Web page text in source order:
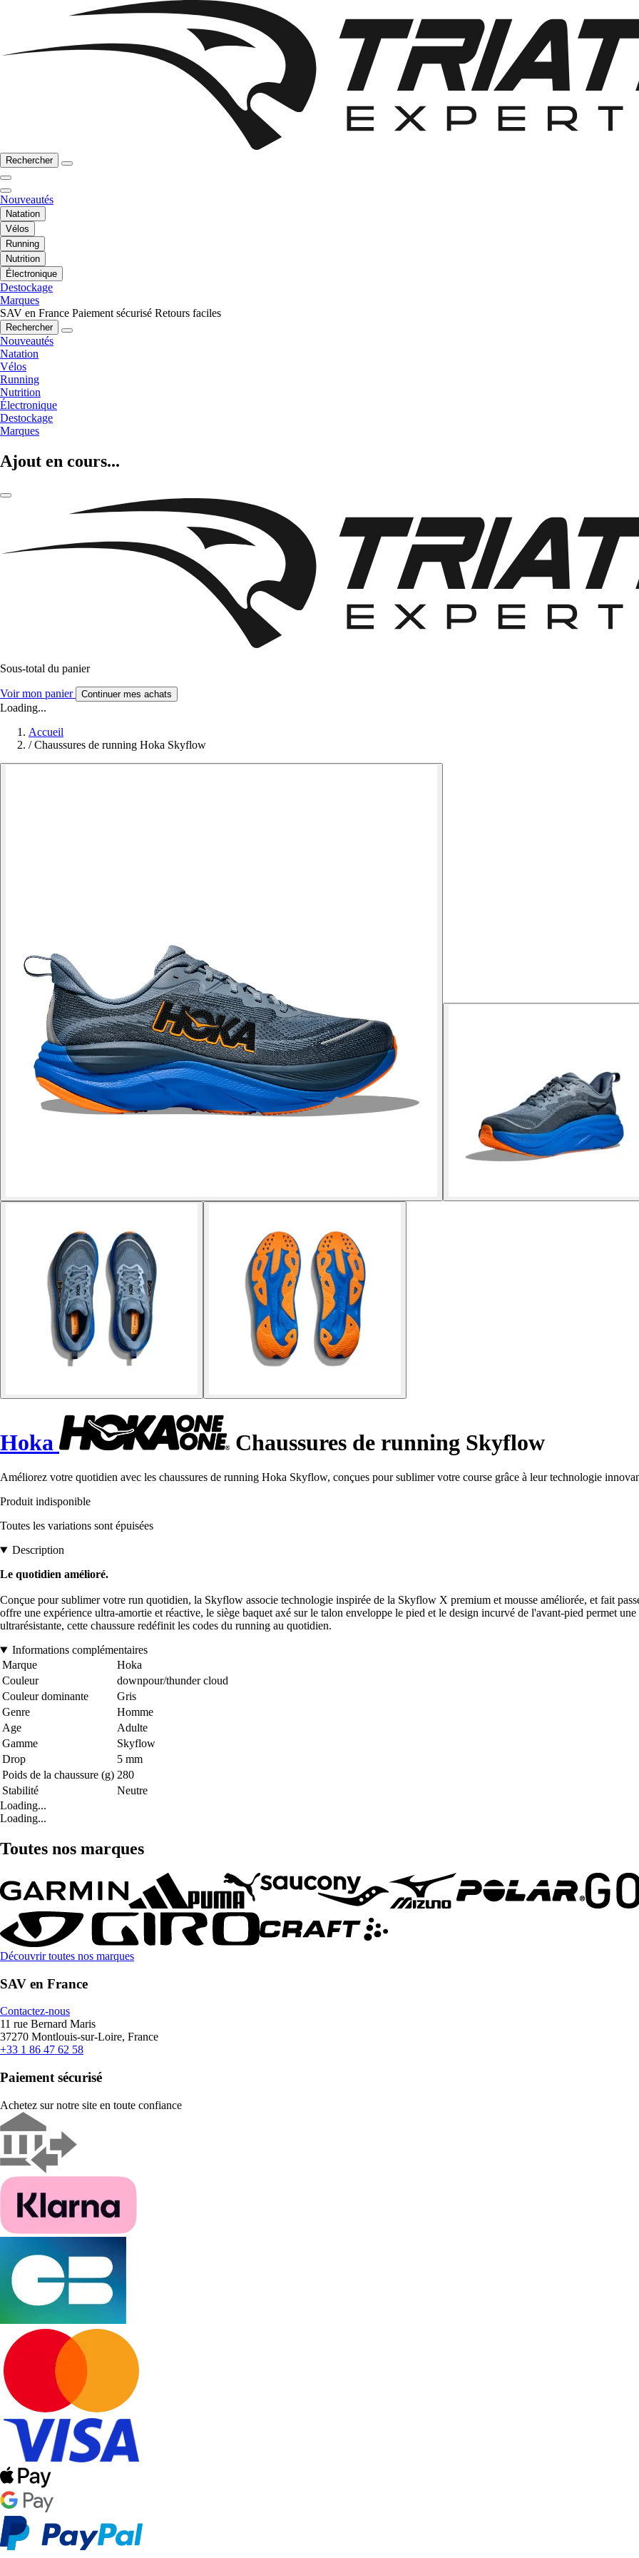
Rechercher
Nouveautés
Natation
Vélos
Running
Nutrition
Électronique
Destockage
Marques
SAV en France Paiement sécurisé Retours faciles
Rechercher
Nouveautés
Natation
Vélos
Running
Nutrition
Électronique
Destockage
Marques
Ajout en cours...
Sous-total du panier
Voir mon panier Continuer mes achats
Loading...
Accueil
/ Chaussures de running Hoka Skyflow
Hoka Chaussures de running Skyflow
Améliorez votre quotidien avec les chaussures de running Hoka Skyflow, conçues pour sublimer votre course grâce à leur technologie
Produit indisponible
Toutes les variations sont épuisées
Description
Le quotidien amélioré.
Conçue pour sublimer votre run quotidien, la Skyflow associe technologie inspirée de la Skyflow X premium et mousse améliorée, et fait
offre une expérience ultra-amortie et réactive, le siège baquet axé sur le talon enveloppe le pied et le design incurvé de l'avant-pied permet
ultrarésistante, cette chaussure redéfinit les codes du running au quotidien.
Informations complémentaires
Marque
Hoka
Couleur
downpour/thunder cloud
Couleur dominante
Gris
Genre
Homme
Age
Adulte
Gamme
Skyflow
Drop
5 mm
Poids de la chaussure (g) 280
Stabilité
Neutre
Loading...
Loading...
Toutes nos marques
Découvrir toutes nos marques
SAV en France
Contactez-nous
11 rue Bernard Maris
37270 Montlouis-sur-Loire, France
+33 1 86 47 62 58
Paiement sécurisé
Achetez sur notre site en toute confiance